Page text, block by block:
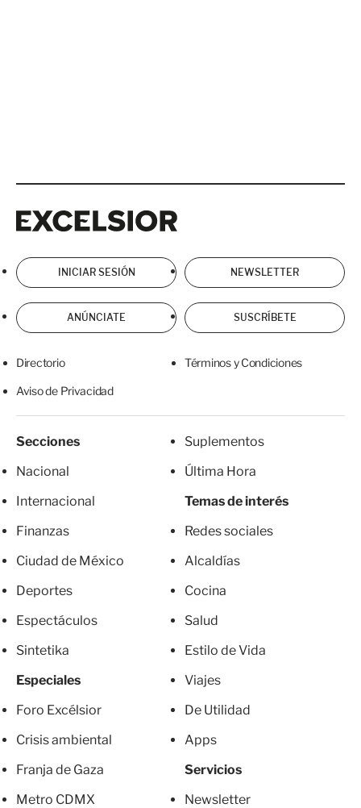
INICIAR SESIÓN NEWSLETTER
ANÚNCIATE SUSCRÍBETE
Directorio Términos y Condiciones
Aviso de Privacidad
Secciones
Nacional
Internacional
Finanzas
Ciudad de México
Deportes
Espectáculos
Sintetika
Especiales
Foro Excélsior
Crisis ambiental
Franja de Gaza
Metro CDMX
Suplementos
Última Hora
Temas de interés
Redes sociales
Alcaldías
Cocina
Salud
Estilo de Vida
Viajes
De Utilidad
Apps
Servicios
Newsletter